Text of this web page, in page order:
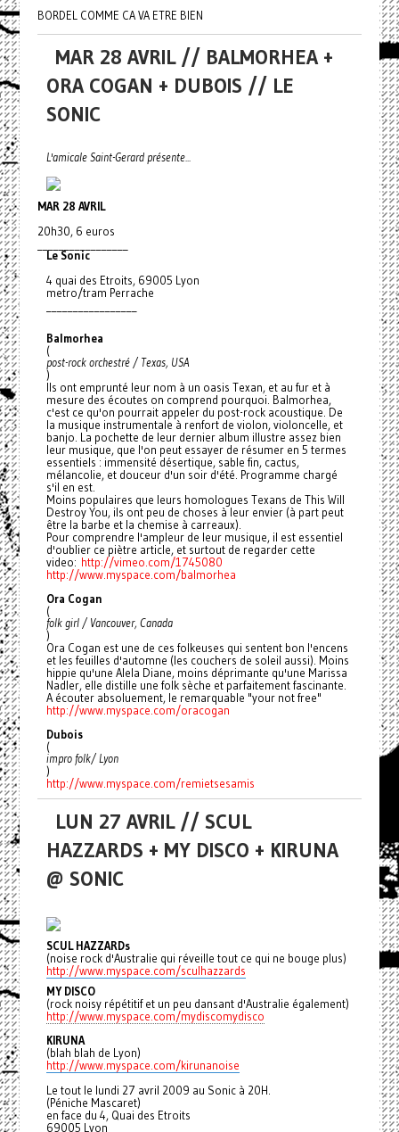
BORDEL COMME CA VA ETRE BIEN
MAR 28 AVRIL // BALMORHEA +
ORA COGAN + DUBOIS // LE
SONIC
L'amicale Saint-Gerard présente...
MAR 28 AVRIL
20h30, 6 euros
Le Sonic
4 quai des Etroits, 69005 Lyon
metro/tram Perrache
Balmorhea
(
post-rock orchestré / Texas, USA
)
Ils ont emprunté leur nom à un oasis Texan, et au fur et à
mesure des écoutes on comprend pourquoi. Balmorhea,
c'est ce qu'on pourrait appeler du post-rock acoustique. De
la musique instrumentale à renfort de violon, violoncelle, et
banjo. La pochette de leur dernier album illustre assez bien
leur musique, que l'on peut essayer de résumer en 5 termes
essentiels : immensité désertique, sable fin, cactus,
mélancolie, et douceur d'un soir d'été. Programme chargé
s'il en est.
Moins populaires que leurs homologues Texans de This Will
Destroy You, ils ont peu de choses à leur envier (à part peut
être la barbe et la chemise à carreaux).
Pour comprendre l'ampleur de leur musique, il est essentiel
d'oublier ce piètre article, et surtout de regarder cette
video: http://vimeo.com/1745080
http://www.myspace.com/balmorhea
Ora Cogan
(
folk girl / Vancouver, Canada
)
Ora Cogan est une de ces folkeuses qui sentent bon l'encens
et les feuilles d'automne (les couchers de soleil aussi). Moins
hippie qu'une Alela Diane, moins déprimante qu'une Marissa
Nadler, elle distille une folk sèche et parfaitement fascinante.
A écouter absoluement, le remarquable "your not free"
http://www.myspace.com/oracogan
Dubois
(
impro folk/ Lyon
)
http://www.myspace.com/remietsesamis
LUN 27 AVRIL // SCUL
HAZZARDS + MY DISCO + KIRUNA
@ SONIC
SCUL HAZZARDs
(noise rock d'Australie qui réveille tout ce qui ne bouge plus)
http://www.myspace.com/sculhazzards
MY DISCO
(rock noisy répétitif et un peu dansant d'Australie également)
http://www.myspace.com/mydiscomydisco
KIRUNA
(blah blah de Lyon)
http://www.myspace.com/kirunanoise
Le tout le lundi 27 avril 2009 au Sonic à 20H.
(Péniche Mascaret)
en face du 4, Quai des Etroits
69005 Lyon